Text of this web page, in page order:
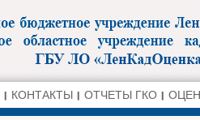
КОНТАКТЫ ОТЧЕТЫ ГКО